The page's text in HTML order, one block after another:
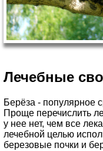
Лечебные
Берёза - популярное
Проще перечислить
у нее нет, чем все
лечебной целью
березовые почки и